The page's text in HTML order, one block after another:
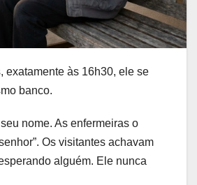
exatamente às 16h30, ele se
banco.
nome. As enfermeiras o
Os visitantes achavam
alguém. Ele nunca